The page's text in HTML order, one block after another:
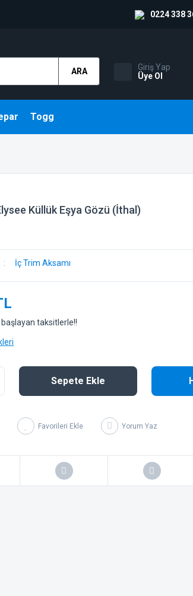
0224 338
ARA
Giriş Yap
Üye Ol
Togg
Küllük Eşya Gözü (İthal)
İç Trim Aksamı
taksitlerle!!
Sepete Ekle
Yorum Yaz